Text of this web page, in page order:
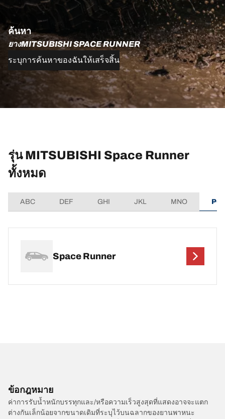
ค้นหา
ยางMITSUBISHI SPACE RUNNER
ระบุการค้นหาของฉันให้เสร็จสิ้น
รุ่น MITSUBISHI Space Runner
ทั้งหมด
ABC DEF GHI JKL MNO
Space Runner
ข้อกฎหมาย
ค่าการรับน้ำหนักบรรทุกและ/หรือความเร็วสูงสุดที่แสดงอาจจะแตก
ต่างกันเล็กน้อยจากขนาดเดิมที่ระบุไว้บนฉลากของยานพาหนะ